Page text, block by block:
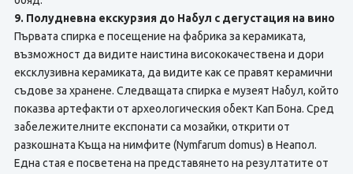
9. Полудневна екскурзия до Набул с дегустация на вино
Първата спирка е посещение на фабрика за керамиката,
възможност да видите наистина висококачествена и дори
ексклузивна керамиката, да видите как се правят керамични
съдове за хранене. Следващата спирка е музеят Набул, който
показва артефакти от археологическия обект Кап Бона. Сред
забележителните експонати са мозайки, открити от
разкошната Къща на нимфите (Nymfarum domus) в Неапол.
Една стая е посветена на представянето на резултатите от